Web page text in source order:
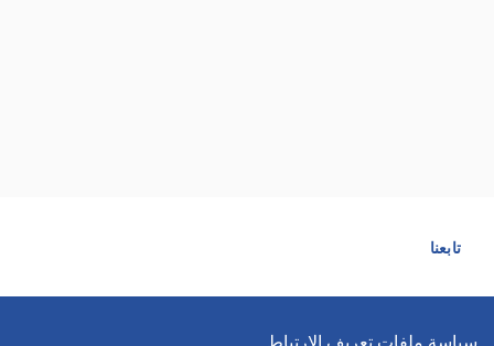
تابعنا